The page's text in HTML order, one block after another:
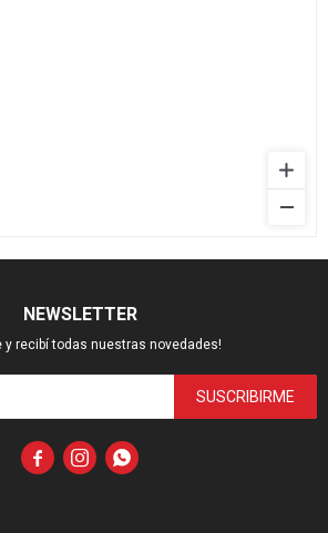
NEWSLETTER
y recibí todas nuestras novedades!
SUSCRIBIRME
  